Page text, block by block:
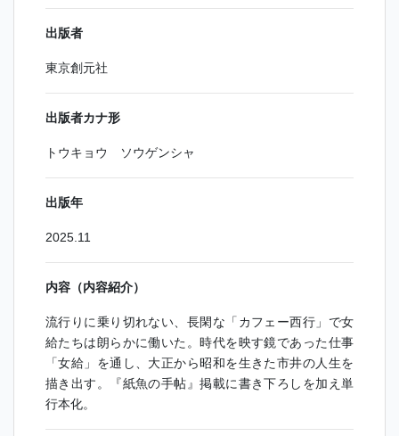
出版者
東京創元社
出版者カナ形
トウキョウ ソウゲンシャ
出版年
2025.11
内容（内容紹介）
流行りに乗り切れない、長閑な「カフェー西行」で女
給たちは朗らかに働いた。時代を映す鏡であった仕事
「女給」を通し、大正から昭和を生きた市井の人生を
描き出す。『紙魚の手帖』掲載に書き下ろしを加え単
行本化。